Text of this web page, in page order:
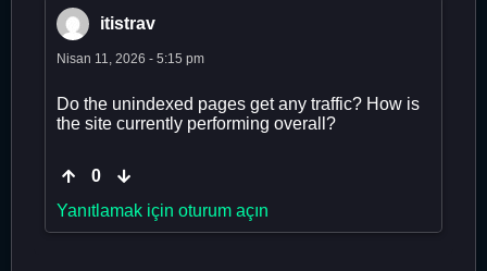
itistrav
Nisan 11, 2026 - 5:15 pm
Do the unindexed pages get any traffic? How is
the site currently performing overall?
0
Yanıtlamak için oturum açın